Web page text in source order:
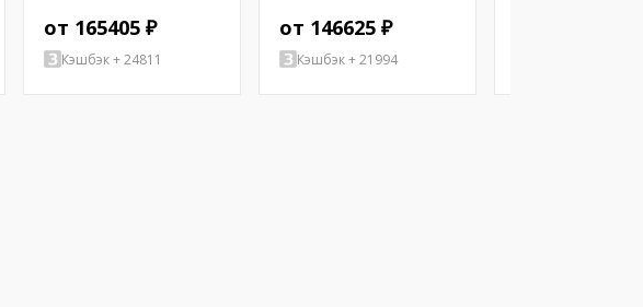
от 165405 ₽
Кэшбэк + 24811
от 146625 ₽
Кэшбэк + 21994